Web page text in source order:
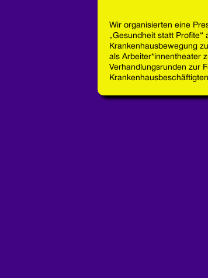
Wir organisierten eine
„Gesundheit statt
Krankenhausbewegung
als Arbeiter*innentheater
Verhandlungsrunden zur